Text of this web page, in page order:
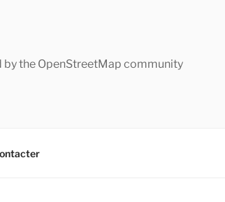
the OpenStreetMap community